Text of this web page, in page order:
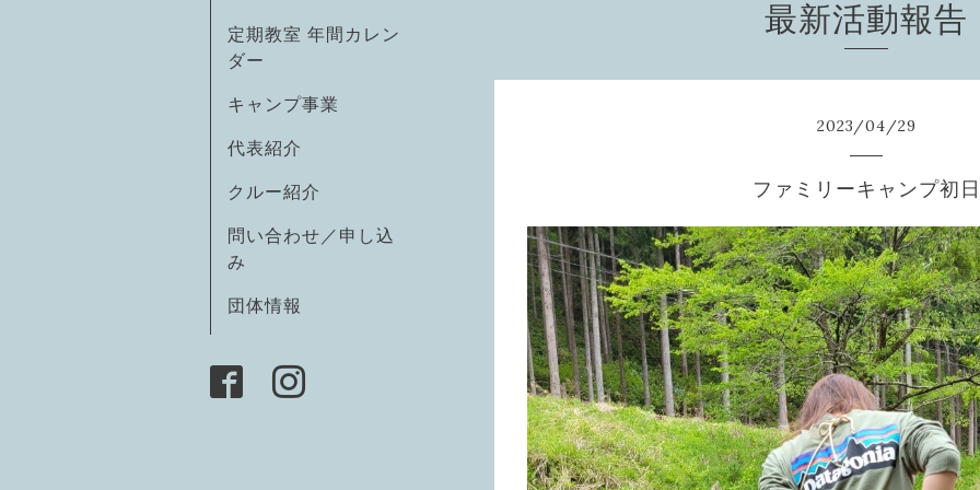
定期教室 年間カレン
ダー
キャンプ事業
代表紹介
クルー紹介
問い合わせ／申し込
み
団体情報
最新活動報告
2023/04/29
ファミリーキャンプ初日